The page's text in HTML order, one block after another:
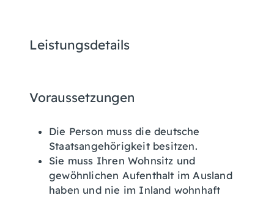
Leistungsdetails
Voraussetzungen
Die Person muss die deutsche
Staatsangehörigkeit besitzen.
Sie muss Ihren Wohnsitz und
gewöhnlichen Aufenthalt im Ausland
haben und nie im Inland wohnhaft